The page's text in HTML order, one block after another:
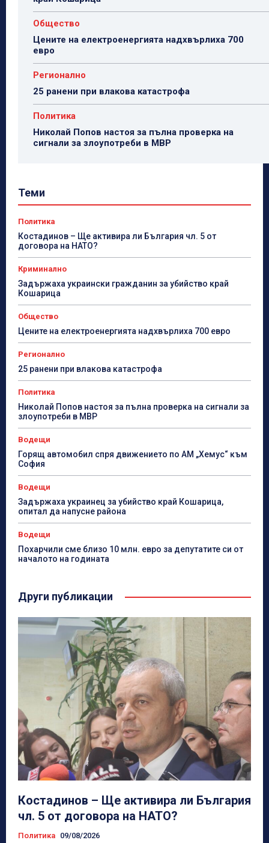
Общество
Цените на електроенергията надхвърлиха 700
евро
Регионално
25 ранени при влакова катастрофа
Политика
Николай Попов настоя за пълна проверка на
сигнали за злоупотреби в МВР
Теми
Политика
Костадинов – Ще активира ли България чл. 5 от
договора на НАТО?
Криминално
Задържаха украински гражданин за убийство край
Кошарица
Общество
Цените на електроенергията надхвърлиха 700 евро
Регионално
25 ранени при влакова катастрофа
Политика
Николай Попов настоя за пълна проверка на сигнали за
злоупотреби в МВР
Водещи
Горящ автомобил спря движението по АМ „Хемус“ към
София
Водещи
Задържаха украинец за убийство край Кошарица,
опитал да напусне района
Водещи
Похарчили сме близо 10 млн. евро за депутатите си от
началото на годината
Други публикации
Костадинов – Ще активира ли България
чл. 5 от договора на НАТО?
Политика 09/08/2026